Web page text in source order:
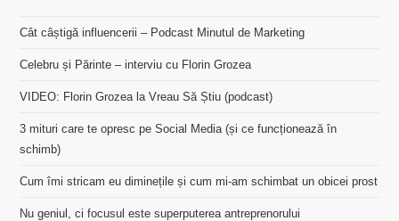
Cât câștigă influencerii – Podcast Minutul de Marketing
Celebru și Părinte – interviu cu Florin Grozea
VIDEO: Florin Grozea la Vreau Să Știu (podcast)
3 mituri care te opresc pe Social Media (și ce funcționează în
schimb)
Cum îmi stricam eu diminețile și cum mi-am schimbat un obicei prost
Nu geniul, ci focusul este superputerea antreprenorului